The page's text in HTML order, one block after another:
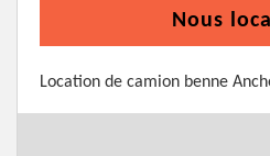
Nous
Location de camion benne